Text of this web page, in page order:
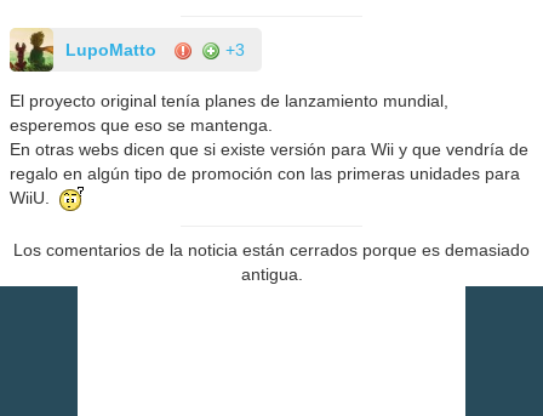
LupoMatto +3
El proyecto original tenía planes de lanzamiento mundial,
esperemos que eso se mantenga.
En otras webs dicen que si existe versión para Wii y que vendría de
regalo en algún tipo de promoción con las primeras unidades para
WiiU.
Los comentarios de la noticia están cerrados porque es demasiado
antigua.